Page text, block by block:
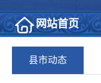
网站首页
县市动态